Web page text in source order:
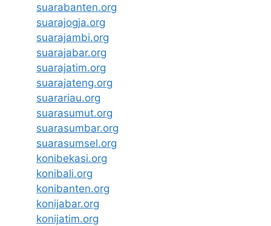
suarabanten.org
suarajogja.org
suarajambi.org
suarajabar.org
suarajatim.org
suarajateng.org
suarariau.org
suarasumut.org
suarasumbar.org
suarasumsel.org
konibekasi.org
konibali.org
konibanten.org
konijabar.org
konijatim.org